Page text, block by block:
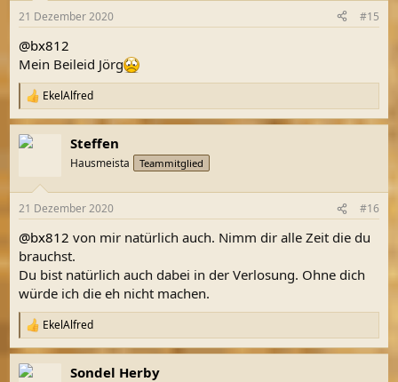
21 Dezember 2020 #15
@bx812
Mein Beileid Jörg
R
e
a
k
e
:
EkelAlfred
Steffen
Hausmeista Teammitglied
21 Dezember 2020 #16
@bx812 von mir natürlich auch. Nimm dir alle Zeit die du
brauchst.
Du bist natürlich auch dabei in der Verlosung. Ohne dich
würde ich die eh nicht machen.
R
e
a
k
EkelAlfred
Sondel Herby